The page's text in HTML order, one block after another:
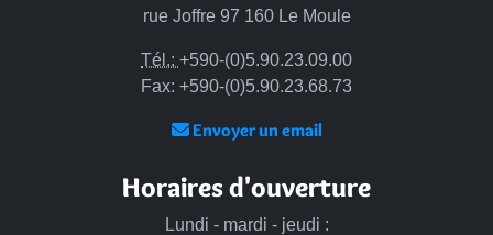
rue Joffre 97 160 Le Moule
Tél.: +590-(0)5.90.23.09.00
Fax: +590-(0)5.90.23.68.73
Envoyer un email
Horaires d'ouverture
Lundi - mardi - jeudi :